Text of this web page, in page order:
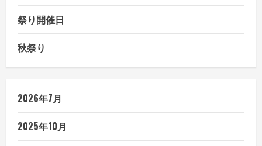
祭り開催日
秋祭り
2026年7月
2025年10月